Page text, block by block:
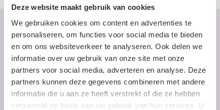
Deze website maakt gebruik van cookies
We gebruiken cookies om content en advertenties te
personaliseren, om functies voor social media te bieden
en om ons websiteverkeer te analyseren. Ook delen we
informatie over uw gebruik van onze site met onze
partners voor social media, adverteren en analyse. Deze
partners kunnen deze gegevens combineren met andere
informatie die u aan ze heeft verstrekt of die ze hebben
verzameld op basis van uw gebruik van hun services. U
VOUS POUVEZ PRÉPARER DE
DÉLICIEUX PLATS AVEC.